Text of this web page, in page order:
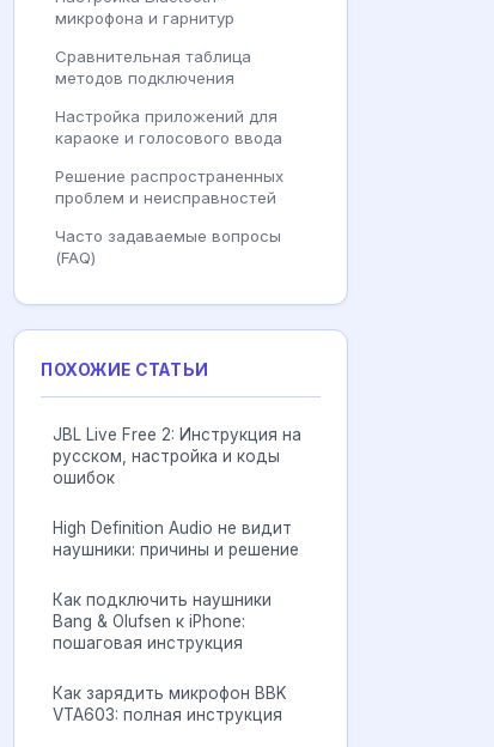
микрофона и гарнитур
Сравнительная таблица
методов подключения
Настройка приложений для
караоке и голосового ввода
Решение распространенных
проблем и неисправностей
Часто задаваемые вопросы
(FAQ)
ПОХОЖИЕ СТАТЬИ
JBL Live Free 2: Инструкция на
русском, настройка и коды
ошибок
High Definition Audio не видит
наушники: причины и решение
Как подключить наушники
Bang & Olufsen к iPhone:
пошаговая инструкция
Как зарядить микрофон BBK
VTA603: полная инструкция